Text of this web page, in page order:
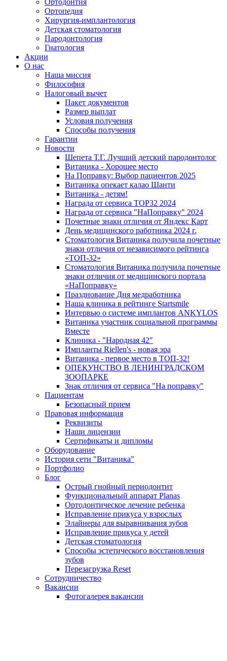
Ортодонтия
Ортопедия
Хирургия-имплантология
Детская стоматология
Пародонтология
Гнатология
Акции
О нас
Наша миссия
Философия
Налоговый вычет
Пакет документов
Размер выплат
Условия получения
Способы получения
Гарантии
Новости
Шепета Т.Г. Лучший детский пародонтолог
Витаника - Хорошее место
На Поправку: Выбор пациентов 2025
Витаника опекает калао Шанти
Витаника - детям!
Награда от сервиса TOP32 2024
Награда от сервиса "НаПоправку" 2024
Почетные знаки отличия от Яндекс Карт
День медицинского работника 2024 г.
Стоматология Витаника получила почетные
знаки отличия от независимого рейтинга
«ТОП-32»
Стоматология Витаника получила почетные
знаки отличия от медицинского портала
«НаПоправку»
Празднование Дня медработника
Наша клиника в рейтинге Startsmile
Интервью о системе имплантов ANKYLOS
Витаника участник социальной программы
Вместе
Клиника - "Народная 42"
Импланты Riellen's - новая эра
Витаника - первое место в ТОП-32!
ОПЕКУНСТВО В ЛЕНИНГРАДСКОМ
ЗООПАРКЕ
Знак отличия от сервиса "На поправку"
Пациентам
Безопасный прием
Правовая информация
Реквизиты
Наши лицензии
Сертификаты и дипломы
Оборудование
История сети "Витаника"
Портфолио
Блог
Острый гнойный периодонтит
Функциональный аппарат Planas
Ортодонтическое лечение ребенка
Исправление прикуса у взрослых
Элайнеры для выравнивания зубов
Исправление прикуса у детей
Детская стоматология
Способы эстетического восстановления
зубов
Перезагрузка Reset
Сотрудничество
Вакансии
Фотогалерея вакансии